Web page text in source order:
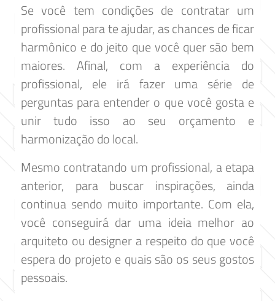
Se você tem condições de contratar um
profissional para te ajudar, as chances de ficar
harmônico e do jeito que você quer são bem
maiores. Afinal, com a experiência do
profissional, ele irá fazer uma série de
perguntas para entender o que você gosta e
unir tudo isso ao seu orçamento e
harmonização do local.
Mesmo contratando um profissional, a etapa
anterior, para buscar inspirações, ainda
continua sendo muito importante. Com ela,
você conseguirá dar uma ideia melhor ao
arquiteto ou designer a respeito do que você
espera do projeto e quais são os seus gostos
pessoais.